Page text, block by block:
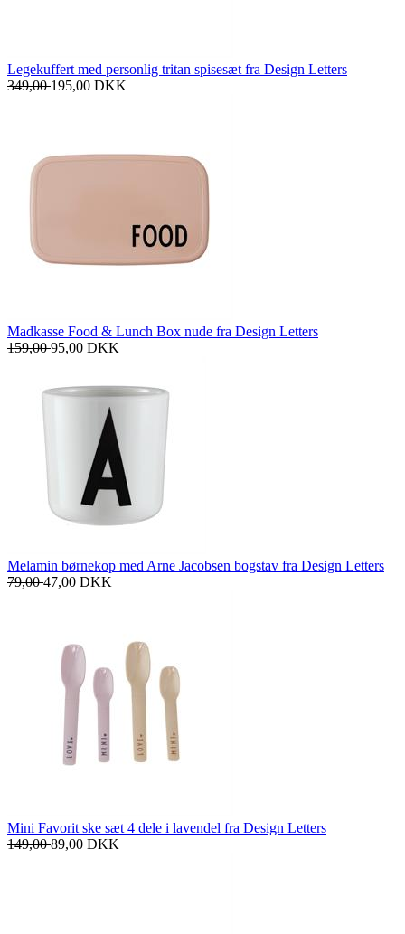
Legekuffert med personlig tritan spisesæt fra Design Letters
349,00195,00 DKK
Madkasse Food & Lunch Box nude fra Design Letters
159,0095,00 DKK
Melamin børnekop med Arne Jacobsen bogstav fra Design Letters
79,0047,00 DKK
Mini Favorit ske sæt 4 dele i lavendel fra Design Letters
149,0089,00 DKK